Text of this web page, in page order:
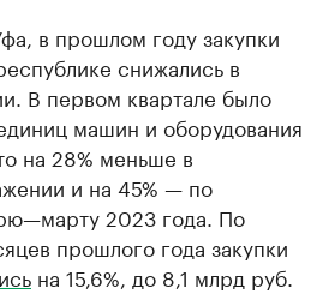
в прошлом году закупки
снижались в
В первом квартале было
машин и оборудования
на 28% меньше в
и на 45% — по
2023 года. По
прошлого года закупки
на 15,6%, до 8,1 млрд руб.